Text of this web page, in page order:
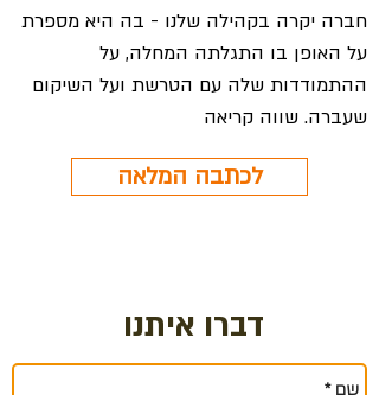
חברה יקרה בקהילה שלנו - בה היא מספרת
על האופן בו התגלתה המחלה, על
ההתמודדות שלה עם הטרשת ועל השיקום
שעברה. שווה קריאה
לכתבה המלאה
דברו איתנו